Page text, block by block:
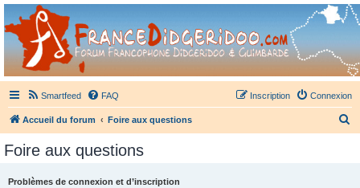
France Didgeridoo
Didgeridoo et Guimbarde sur France Didgeridoo - retrouvez la communauté.
Smartfeed FAQ Connexion
Inscription
Accueil du forum Foire aux questions
Foire aux questions
Problèmes de connexion et d’inscription